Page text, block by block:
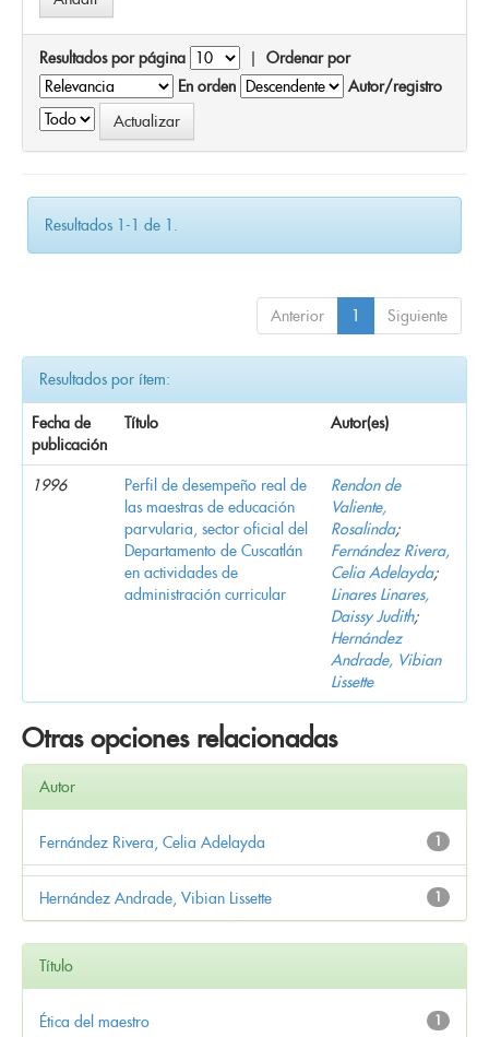
Resultados por página | Ordenar por
En orden
Autor/registro
Resultados 1-1 de 1.
Anterior 1 Siguiente
Resultados por ítem:
Fecha de
publicación
Título Autor(es)
1996
Perfil de desempeño real de
las maestras de educación
parvularia, sector oficial del
Departamento de Cuscatlán
en actividades de
administración curricular
Rendon de
Valiente,
Rosalinda;
Fernández Rivera,
Celia Adelayda;
Linares Linares,
Daissy Judith;
Hernández
Andrade, Vibian
Lissette
Otras opciones relacionadas
Autor
1
Fernández Rivera, Celia Adelayda
1
Hernández Andrade, Vibian Lissette
Título
1
Ética del maestro